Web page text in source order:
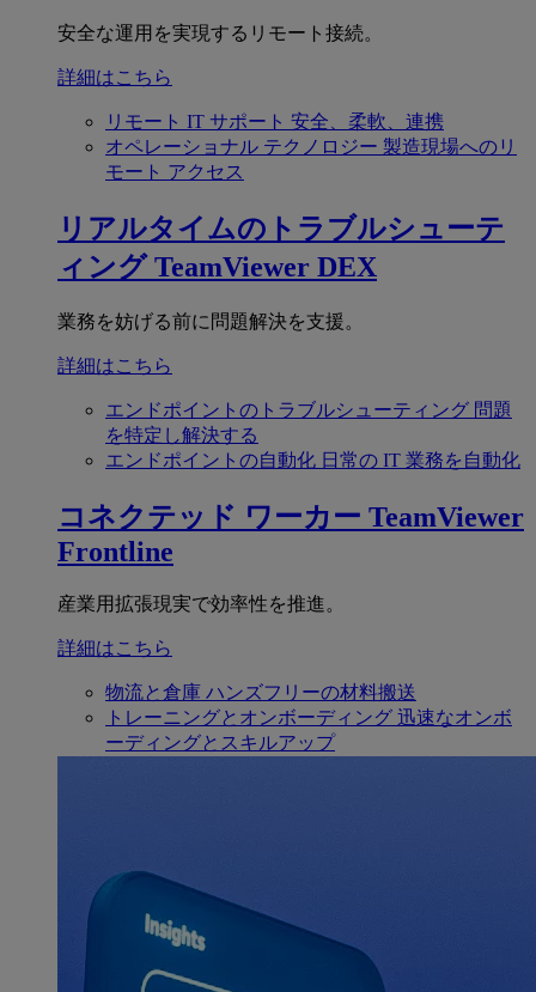
安全な運用を実現するリモート接続。
詳細はこちら
リモート IT サポート 安全、柔軟、連携
オペレーショナル テクノロジー 製造現場へのリ
モート アクセス
リアルタイムのトラブルシューテ
ィング TeamViewer DEX
業務を妨げる前に問題解決を支援。
詳細はこちら
エンドポイントのトラブルシューティング 問題
を特定し解決する
エンドポイントの自動化 日常の IT 業務を自動化
コネクテッド ワーカー TeamViewer
Frontline
産業用拡張現実で効率性を推進。
詳細はこちら
物流と倉庫 ハンズフリーの材料搬送
トレーニングとオンボーディング 迅速なオンボ
ーディングとスキルアップ